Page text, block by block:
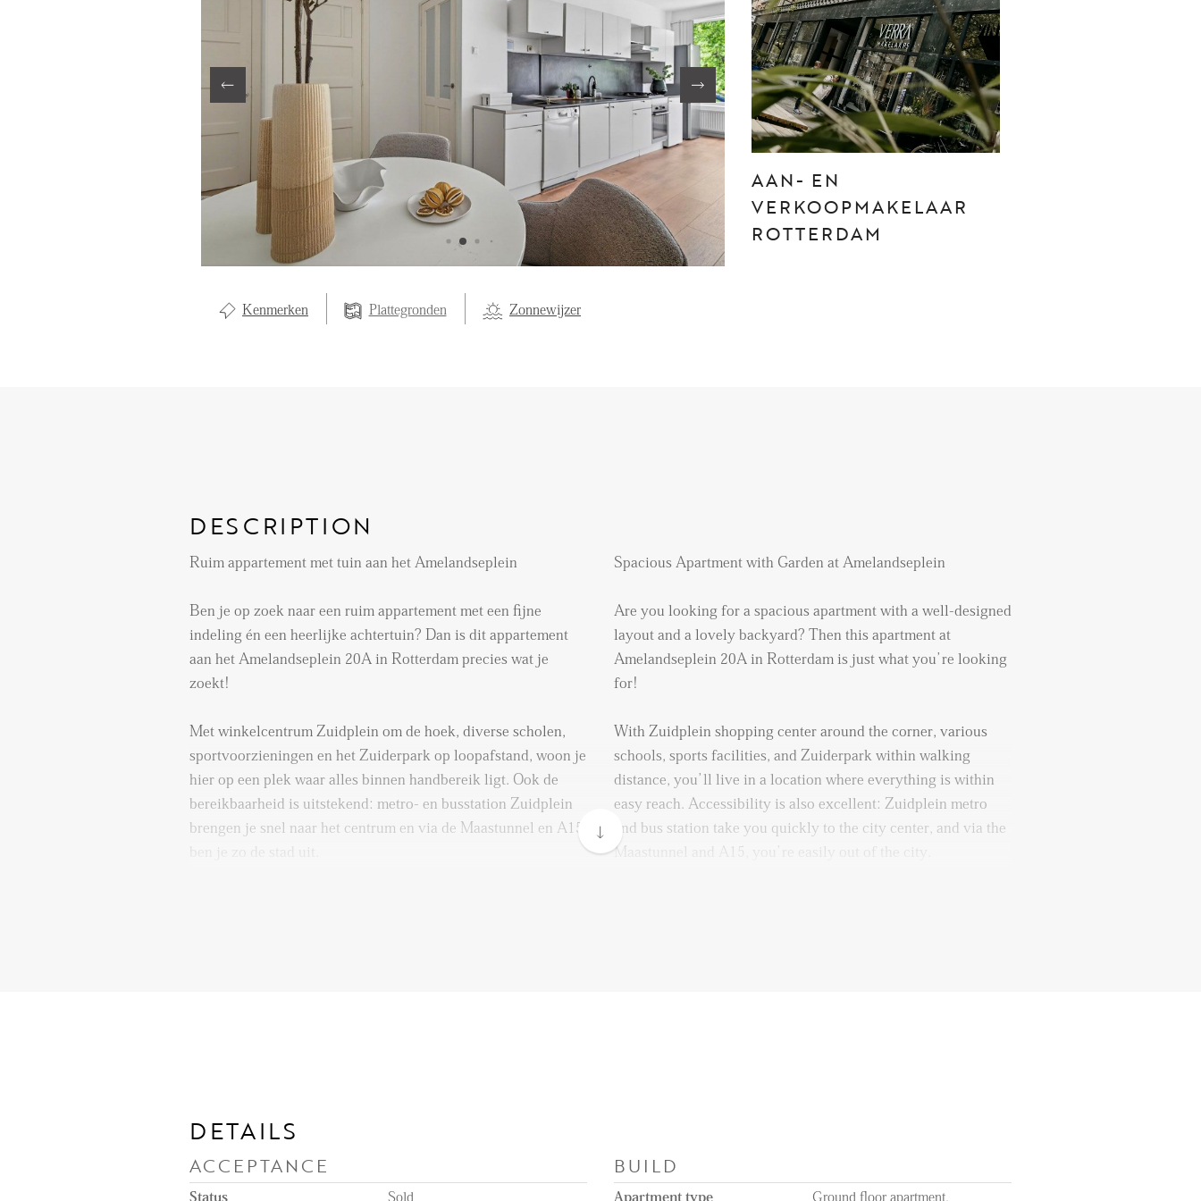
Kenmerken Plattegronden Zonnewijzer
AAN- EN
VERKOOPMAKELAAR
ROTTERDAM
DESCRIPTION
Ruim appartement met tuin aan het Amelandseplein
Ben je op zoek naar een ruim appartement met een fijne
indeling én een heerlijke achtertuin? Dan is dit appartement
aan het Amelandseplein 20A in Rotterdam precies wat je
zoekt!
Met winkelcentrum Zuidplein om de hoek, diverse scholen,
sportvoorzieningen en het Zuiderpark op loopafstand, woon je
hier op een plek waar alles binnen handbereik ligt. Ook de
bereikbaarheid is uitstekend: metro- en busstation Zuidplein
brengen je snel naar het centrum en via de Maastunnel en A15
ben je zo de stad uit.
grote ramen zorgen voor veel daglicht en via de openslaande
deuren stap je zo de tuin in. Dit maakt de woonkamer tot een
heerlijke plek om te ontspannen.
Spacious Apartment with Garden at Amelandseplein
Are you looking for a spacious apartment with a well-designed
layout and a lovely backyard? Then this apartment at
Amelandseplein 20A in Rotterdam is just what you’re looking
for!
With Zuidplein shopping center around the corner, various
schools, sports facilities, and Zuiderpark within walking
distance, you’ll live in a location where everything is within
easy reach. Accessibility is also excellent: Zuidplein metro
and bus station take you quickly to the city center, and via the
Maastunnel and A15, you’re easily out of the city.
through the French doors, you step directly into the garden.
This makes the living room a wonderful place to relax.
DETAILS
ACCEPTANCE
Status Sold
BUILD
Apartment type
Ground floor apartment,
LOCAL LIFE
ABOUT US
CONTACT
ABOUT US
Reviews
Vacancies
CONTACT
Den Haag
Hillegersberg